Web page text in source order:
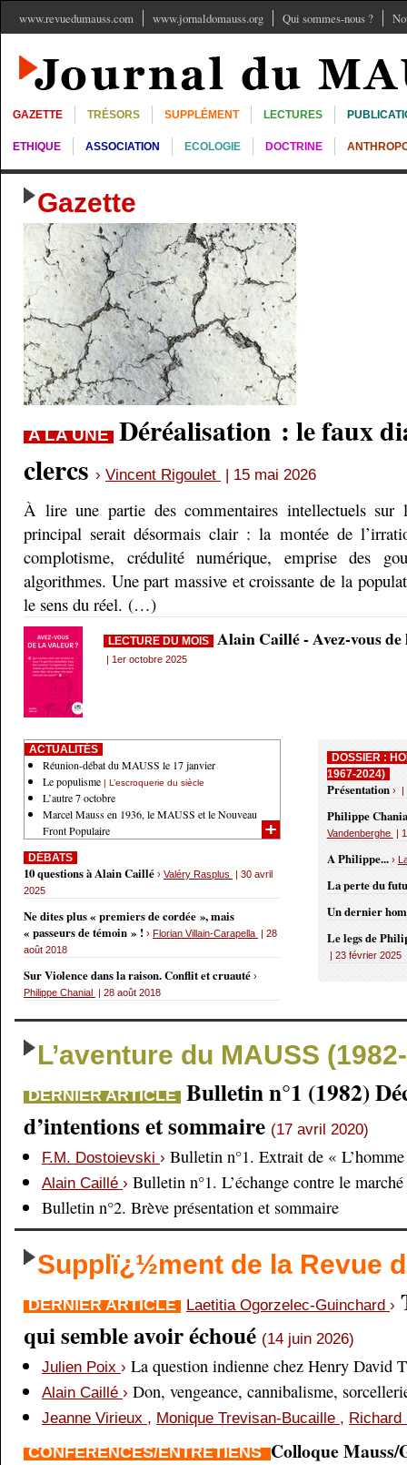
www.revuedumauss.com www.jornaldomauss.org Qui sommes-nous ?
GAZETTE TRÉSORS SUPPLÉMENT LECTURES
ETHIQUE ASSOCIATION ECOLOGIE DOCTRINE
Gazette
A LA UNE Déréalisation : le faux
clercs › Vincent Rigoulet | 15 mai 2026
À lire une partie des commentaires intellectuels sur
principal serait désormais clair : la montée de
complotisme, crédulité numérique, emprise des
algorithmes. Une part massive et croissante de la
le sens du réel. (…)
LECTURE DU MOIS Alain Caillé - Avez-vous
| 1er octobre 2025
DOSSIER :
1967-2024)
Présentation › |
Philippe
Vandenberghe |
A Philippe... ›
La perte du
Un dernier
Le legs de
| 23 février 2025
ACTUALITÉS
Réunion-débat du MAUSS le 17 janvier
Le populisme | L’escroquerie du siècle
L’autre 7 octobre
Marcel Mauss en 1936, le MAUSS et le Nouveau
Front Populaire
DÉBATS
10 questions à Alain Caillé › Valéry Rasplus
| 30 avril
2025
Ne dites plus « premiers de cordée », mais
« passeurs de témoin » ! › Florian Villain-Carapella | 28
août 2018
Sur Violence dans la raison. Conflit et cruauté ›
Philippe Chanial | 28 août 2018
L’aventure du MAUSS
DERNIER ARTICLE Bulletin n°1 (1982)
d’intentions et sommaire (17 avril 2020)
F.M. Dostoievski › Bulletin n°1. Extrait de «
Alain Caillé › Bulletin n°1. L’échange contre le marché
Bulletin n°2. Brève présentation et sommaire
Supplï¿½ment de la Revue
DERNIER ARTICLE Laetitia Ogorzelec-Guinchard ›
qui semble avoir échoué (14 juin 2026)
Julien Poix › La question indienne chez Henry David
Alain Caillé › Don, vengeance, cannibalisme,
Jeanne Virieux , Monique Trevisan-Bucaille ,
CONFÉRENCES/ENTRETIENS Colloque